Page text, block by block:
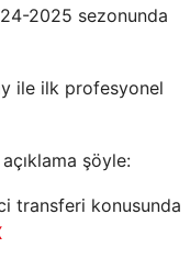
2025 sezonunda
ile ilk profesyonel
şöyle:
transferi konusunda